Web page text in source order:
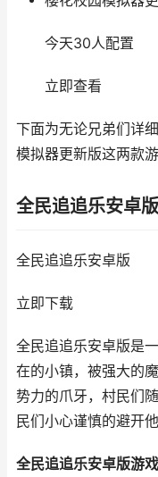
今天30人配置
立即查看
下面为无论兄弟们详
模拟器更新版这两款游
全民追追乐安卓版
全民追追乐安卓版
立即下载
全民追追乐安卓版是
在的小镇，被强大的
势力的爪牙，村民们
民们小心谨慎的避开
全民追追乐安卓版游戏